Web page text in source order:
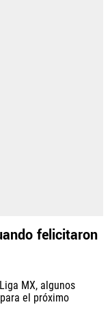
felicitaron
MX, algunos
el próximo